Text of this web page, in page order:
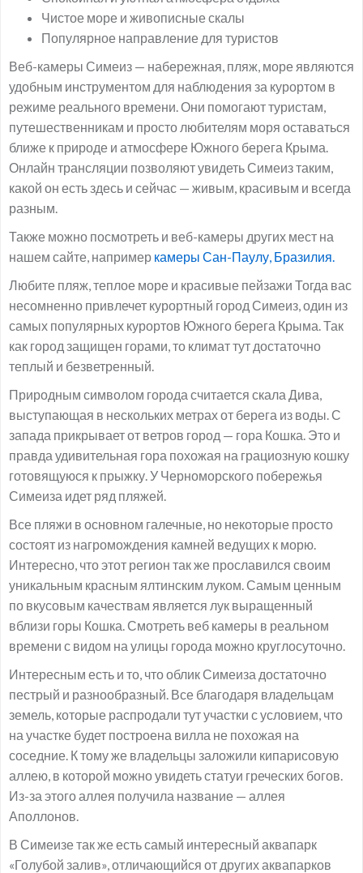
Чистое море и живописные скалы
Популярное направление для туристов
Веб-камеры Симеиз — набережная, пляж, море являются
удобным инструментом для наблюдения за курортом в
режиме реального времени. Они помогают туристам,
путешественникам и просто любителям моря оставаться
ближе к природе и атмосфере Южного берега Крыма.
Онлайн трансляции позволяют увидеть Симеиз таким,
какой он есть здесь и сейчас — живым, красивым и всегда
разным.
Также можно посмотреть и веб-камеры других мест на
нашем сайте, например камеры Сан-Паулу, Бразилия.
Любите пляж, теплое море и красивые пейзажи Тогда вас
несомненно привлечет курортный город Симеиз, один из
самых популярных курортов Южного берега Крыма. Так
как город защищен горами, то климат тут достаточно
теплый и безветренный.
Природным символом города считается скала Дива,
выступающая в нескольких метрах от берега из воды. С
запада прикрывает от ветров город — гора Кошка. Это и
правда удивительная гора похожая на грациозную кошку
готовящуюся к прыжку. У Черноморского побережья
Симеиза идет ряд пляжей.
Все пляжи в основном галечные, но некоторые просто
состоят из нагромождения камней ведущих к морю.
Интересно, что этот регион так же прославился своим
уникальным красным ялтинским луком. Самым ценным
по вкусовым качествам является лук выращенный
вблизи горы Кошка. Смотреть веб камеры в реальном
времени с видом на улицы города можно круглосуточно.
Интересным есть и то, что облик Симеиза достаточно
пестрый и разнообразный. Все благодаря владельцам
земель, которые распродали тут участки с условием, что
на участке будет построена вилла не похожая на
соседние. К тому же владельцы заложили кипарисовую
аллею, в которой можно увидеть статуи греческих богов.
Из-за этого аллея получила название — аллея
Аполлонов.
В Симеизе так же есть самый интересный аквапарк
«Голубой залив», отличающийся от других аквапарков